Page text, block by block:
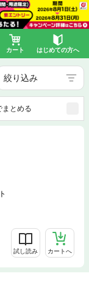
カート はじめての方へ
絞り込み
まとめる
試し読み カートへ